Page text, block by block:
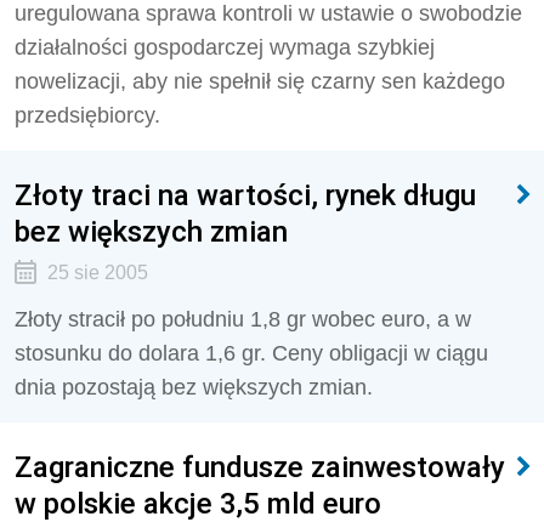
uregulowana sprawa kontroli w ustawie o swobodzie
działalności gospodarczej wymaga szybkiej
nowelizacji, aby nie spełnił się czarny sen każdego
przedsiębiorcy.
Złoty traci na wartości, rynek długu
bez większych zmian
25 sie 2005
Złoty stracił po południu 1,8 gr wobec euro, a w
stosunku do dolara 1,6 gr. Ceny obligacji w ciągu
dnia pozostają bez większych zmian.
Zagraniczne fundusze zainwestowały
w polskie akcje 3,5 mld euro